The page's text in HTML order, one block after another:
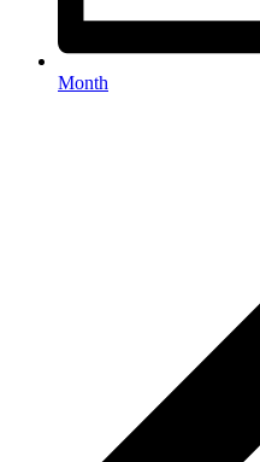
Month